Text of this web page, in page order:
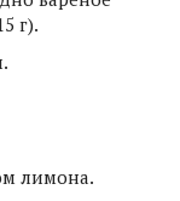
г).
лимона.